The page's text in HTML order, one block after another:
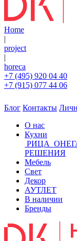
Home
|
project
|
horeca
+7 (495) 920 04 40
+7 (915) 077 44 06
Блог Контакты
О нас
Кухни
РИЦА
РЕШЕНИЯ
Мебель
Свет
Декор
АУТЛЕТ
В наличии
Бренды